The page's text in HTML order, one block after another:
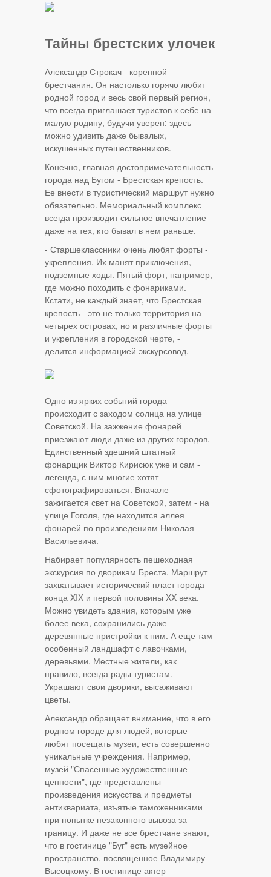
Тайны брестских улочек
Александр Строкач - коренной
брестчанин. Он настолько горячо любит
родной город и весь свой первый регион,
что всегда приглашает туристов к себе на
малую родину, будучи уверен: здесь
можно удивить даже бывалых,
искушенных путешественников.
Конечно, главная достопримечательность
города над Бугом - Брестская крепость.
Ее внести в туристический маршрут нужно
обязательно. Мемориальный комплекс
всегда производит сильное впечатление
даже на тех, кто бывал в нем раньше.
- Старшеклассники очень любят форты -
укрепления. Их манят приключения,
подземные ходы. Пятый форт, например,
где можно походить с фонариками.
Кстати, не каждый знает, что Брестская
крепость - это не только территория на
четырех островах, но и различные форты
и укрепления в городской черте, -
делится информацией экскурсовод.
Одно из ярких событий города
происходит с заходом солнца на улице
Советской. На зажжение фонарей
приезжают люди даже из других городов.
Единственный здешний штатный
фонарщик Виктор Кирисюк уже и сам -
легенда, с ним многие хотят
сфотографироваться. Вначале
зажигается свет на Советской, затем - на
улице Гоголя, где находится аллея
фонарей по произведениям Николая
Васильевича.
Набирает популярность пешеходная
экскурсия по дворикам Бреста. Маршрут
захватывает исторический пласт города
конца XIX и первой половины XX века.
Можно увидеть здания, которым уже
более века, сохранились даже
деревянные пристройки к ним. А еще там
особенный ландшафт с лавочками,
деревьями. Местные жители, как
правило, всегда рады туристам.
Украшают свои дворики, высаживают
цветы.
Александр обращает внимание, что в его
родном городе для людей, которые
любят посещать музеи, есть совершенно
уникальные учреждения. Например,
музей "Спасенные художественные
ценности", где представлены
произведения искусства и предметы
антиквариата, изъятые таможенниками
при попытке незаконного вывоза за
границу. И даже не все брестчане знают,
что в гостинице "Буг" есть музейное
пространство, посвященное Владимиру
Высоцкому. В гостинице актер